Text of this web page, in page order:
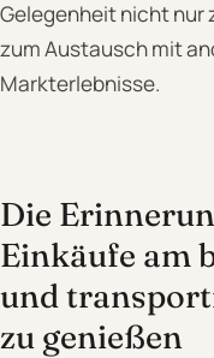
Gelegenheit nicht nur
zum Austausch mit
Markterlebnisse.
Die
Einkäufe am
und
zu genießen